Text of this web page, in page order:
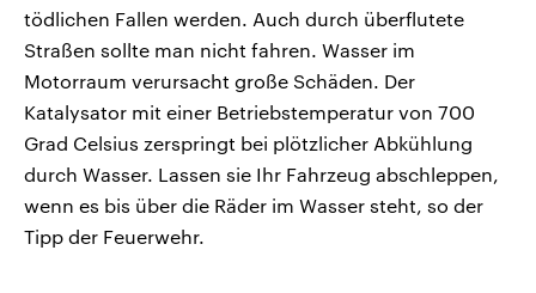
tödlichen Fallen werden. Auch durch überflutete
Straßen sollte man nicht fahren. Wasser im
Motorraum verursacht große Schäden. Der
Katalysator mit einer Betriebstemperatur von 700
Grad Celsius zerspringt bei plötzlicher Abkühlung
durch Wasser. Lassen sie Ihr Fahrzeug abschleppen,
wenn es bis über die Räder im Wasser steht, so der
Tipp der Feuerwehr.